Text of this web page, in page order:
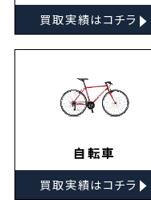
買取実績はコチラ ▸
自転車
買取実績はコチラ ▸